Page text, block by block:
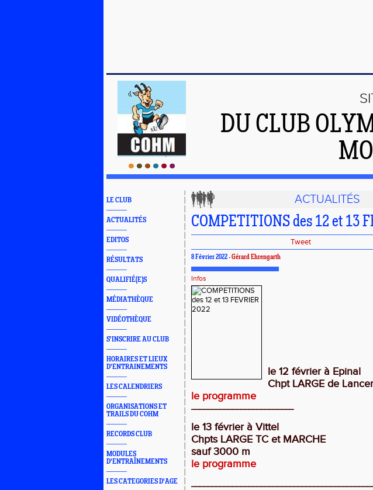
DU CLUB
LE CLUB
ACTUALITÉS
EDITOS
RÉSULTATS
QUALIFIÉ(E)S
MÉDIATHÈQUE
VIDÉOTHÈQUE
S'INSCRIRE AU CLUB
HORAIRES ET LIEUX
D'ENTRAINEMENTS
LES CALENDRIERS
ORGANISATIONS ET
TRAILS DU COHM
RECORDS CLUB
MODULES
D'ENTRAÎNEMENTS
LES CATEGORIES D'AGE
ACTUALITÉS
COMPETITIONS des 12 et 13
Tweet
8 Février 2022 -Gérard Ehrengarth
Infos
le 12 février à Epinal
Chpt LARGE de
le programme
_________________________
le 13 février à Vittel
Chpts LARGE TCet MARCHE
sauf 3000 m
le programme